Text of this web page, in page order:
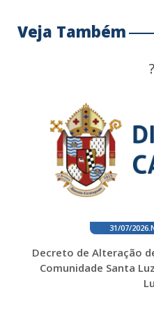
Veja Também
31/07/2026.
Decreto de Alteração
Comunidade Santa